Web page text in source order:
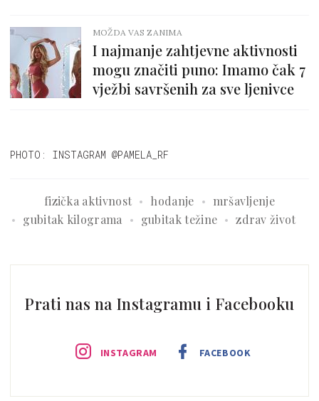
MOŽDA VAS ZANIMA
I najmanje zahtjevne aktivnosti
mogu značiti puno: Imamo čak 7
vježbi savršenih za sve ljenivce
PHOTO: INSTAGRAM @PAMELA_RF
fizička aktivnost hodanje
mršavljenje
gubitak kilograma
gubitak težine zdrav život
Prati nas na Instagramu i Facebooku
INSTAGRAM FACEBOOK